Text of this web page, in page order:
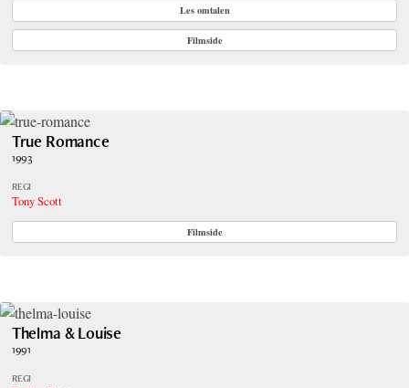
Les omtalen
Filmside
True Romance
1993
REGI
Tony Scott
Filmside
Thelma & Louise
1991
REGI